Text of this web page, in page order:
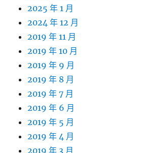
2025 年 1 月
2024 年 12 月
2019 年 11 月
2019 年 10 月
2019 年 9 月
2019 年 8 月
2019 年 7 月
2019 年 6 月
2019 年 5 月
2019 年 4 月
2019 年 3 月